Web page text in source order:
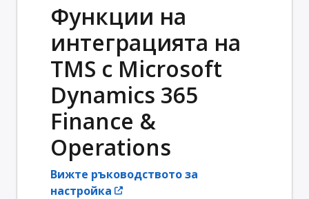
Функции на
интеграцията на
TMS с Microsoft
Dynamics 365
Finance &
Operations
Вижте ръководството за
настройка